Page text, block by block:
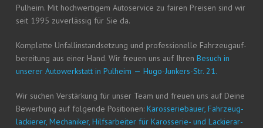
Pul­heim. Mit hoch­wer­ti­gem Auto­ser­vice zu fai­ren Prei­sen sind wir
seit 1995 zuver­läs­sig für Sie da.
Kom­plet­te Unfall­in­stand­set­zung und pro­fes­sio­nel­le Fahr­zeug­auf­
be­rei­tung aus einer Hand. Wir freu­en uns auf Ihren Besuch in
unse­rer Auto­werk­statt in Pul­heim — Hugo-Jun­kers-Str. 21.
Wir suchen Ver­stär­kung für unser Team und freu­en uns auf Dei­ne
Bewer­bung auf fol­gen­de Posi­tio­nen: Karos­se­rie­bau­er, Fahr­zeug­
la­ckie­rer, Mecha­ni­ker, Hilfs­ar­bei­ter für Karos­se­rie- und Lackier­ar­